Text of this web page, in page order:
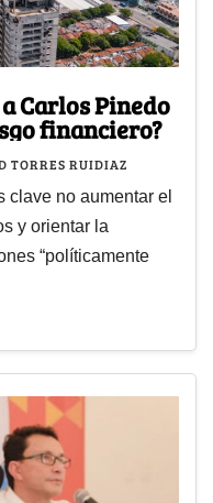
Carlos Pinedo
financiero?
TORRES RUIDIAZ
clave no aumentar el
y orientar la
“políticamente